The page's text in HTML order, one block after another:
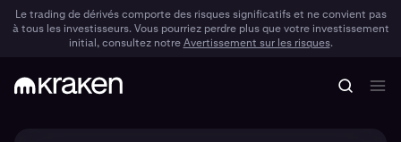
Le trading de dérivés comporte des risques significatifs et ne convient pas
à tous les investisseurs. Vous pourriez perdre plus que votre investissement
initial, consultez notreAvertissement sur les risques.